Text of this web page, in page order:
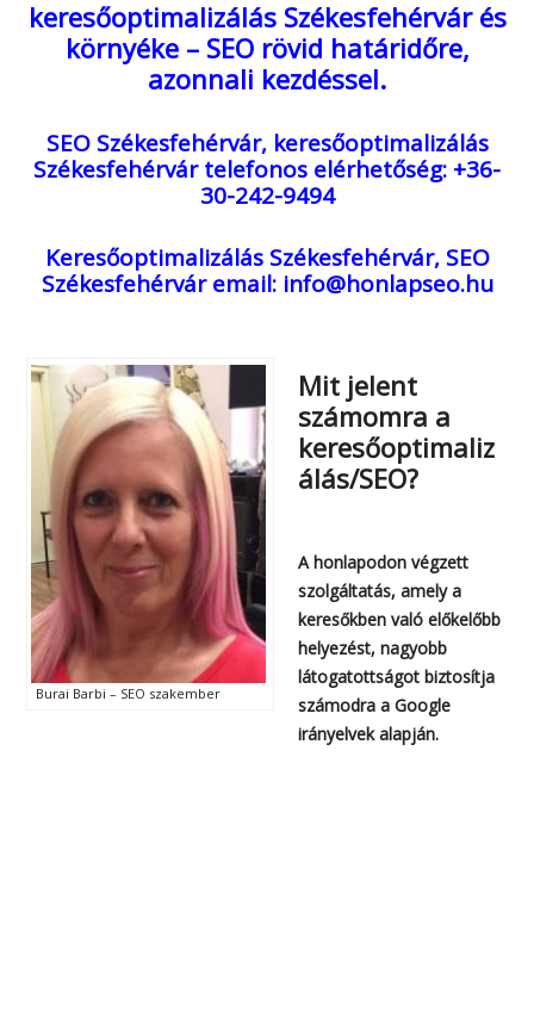
keresőoptimalizálás Székesfehérvár és
környéke – SEO rövid határidőre,
azonnali kezdéssel.
SEO Székesfehérvár, keresőoptimalizálás
Székesfehérvártelefonos elérhetőség: +36-
30-242-9494
Keresőoptimalizálás Székesfehérvár, SEO
Székesfehérváremail: info@honlapseo.hu
Burai Barbi – SEO szakember
Mit jelent
számomra a
keresőoptimaliz
álás/SEO?
A honlapodon végzett
szolgáltatás, amely a
keresőkben való előkelőbb
helyezést, nagyobb
látogatottságot biztosítja
számodra a Google
irányelvek alapján.